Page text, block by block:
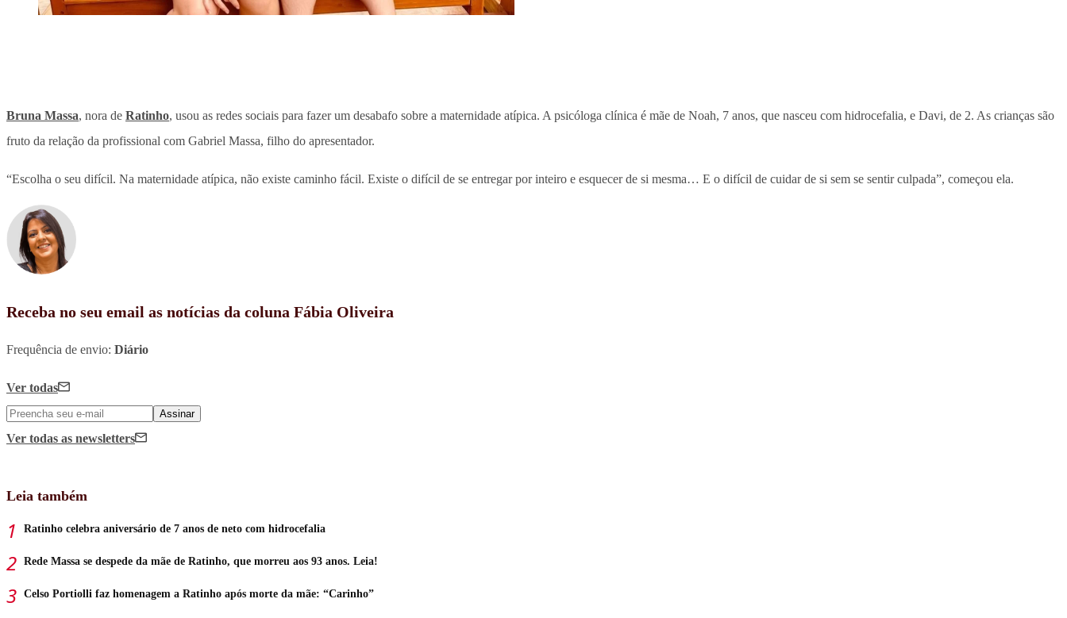
Bruna Massa, nora de Ratinho, usou as redes sociais para fazer um desabafo sobre a maternidade atípica. A psicóloga clínica é mãe de Noah, 7 anos, que nasceu com hidrocefalia, e Davi, de 2. As crianças são
fruto da relação da profissional com Gabriel Massa, filho do apresentador.
“Escolha o seu difícil. Na maternidade atípica, não existe caminho fácil. Existe o difícil de se entregar por inteiro e esquecer de si mesma… E o difícil de cuidar de si sem se sentir culpada”, começou ela.
Receba no seu email as notícias da coluna Fábia Oliveira
Frequência de envio: Diário
Ver todas
Assinar
Ver todas as newsletters
Leia também
Ratinho celebra aniversário de 7 anos de neto com hidrocefalia
Rede Massa se despede da mãe de Ratinho, que morreu aos 93 anos. Leia!
Celso Portiolli faz homenagem a Ratinho após morte da mãe: “Carinho”